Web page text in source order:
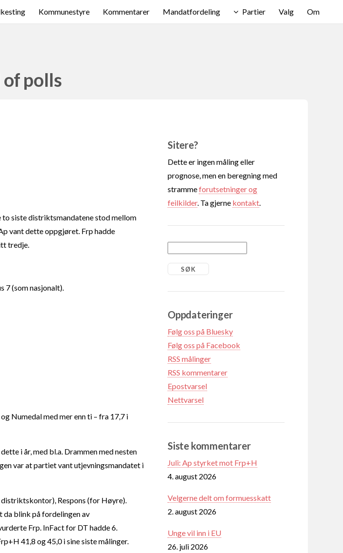
Kommunestyre Kommentarer Mandatfordeling Partier Valg Om
of polls
to siste distriktsmandatene stod mellom
vant dette oppgjøret. Frp hadde
tredje.
7 (som nasjonalt).
Numedal med mer enn ti – fra 17,7 i
i år, med bl.a. Drammen med nesten
var at partiet vant utjevningsmandatet i
distriktskontor), Respons (for Høyre).
blink på fordelingen av
Frp. InFact for DT hadde 6.
41,8 og 45,0 i sine siste målinger.
Sitere?
Dette er ingen måling eller
prognose, men en beregning med
strammeforutsetninger og
feilkilder. Ta gjerne kontakt
Oppdateringer
Følg oss på Bluesky
Følg oss på Facebook
RSS målinger
RSS kommentarer
Epostvarsel
Nettvarsel
Siste kommentarer
Juli: Ap styrket mot Frp+H
4. august 2026
Velgerne delt om formuesskatt
2. august 2026
Unge vil inn i EU
26. juli 2026